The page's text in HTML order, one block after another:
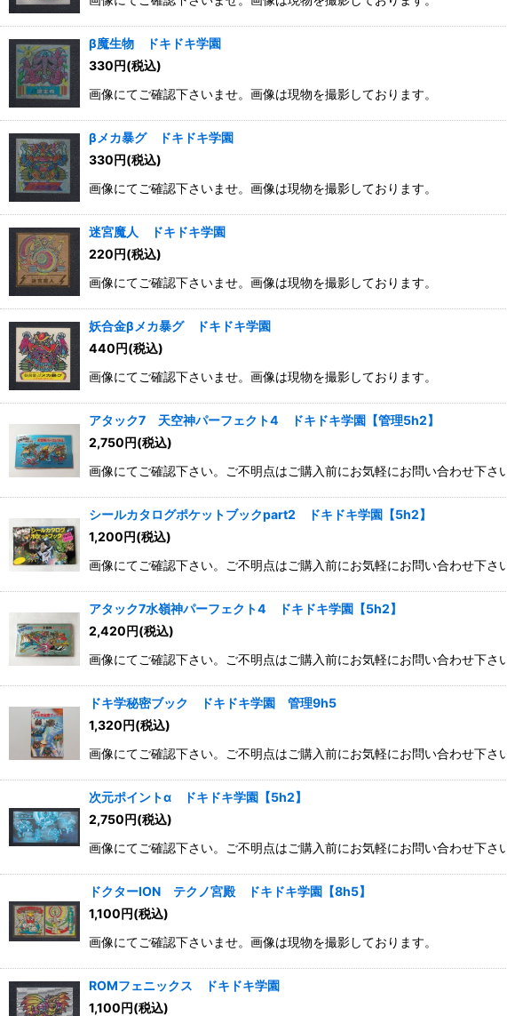
β魔生物 ドキドキ学園
330円(税込)
画像にてご確認下さいませ。画像は現物を撮影しております。
βメカ暴グ ドキドキ学園
330円(税込)
画像にてご確認下さいませ。画像は現物を撮影しております。
迷宮魔人 ドキドキ学園
220円(税込)
画像にてご確認下さいませ。画像は現物を撮影しております。
妖合金βメカ暴グ ドキドキ学園
440円(税込)
画像にてご確認下さいませ。画像は現物を撮影しております。
アタック7 天空神パーフェクト4 ドキドキ学園【管理5h2】
2,750円(税込)
画像にてご確認下さい。ご不明点はご購入前にお気軽にお問い合わせ下さい
シールカタログポケットブックpart2 ドキドキ学園【5h2】
1,200円(税込)
画像にてご確認下さい。ご不明点はご購入前にお気軽にお問い合わせ下さい
アタック7水嶺神パーフェクト4 ドキドキ学園【5h2】
2,420円(税込)
画像にてご確認下さい。ご不明点はご購入前にお気軽にお問い合わせ下さい
ドキ学秘密ブック ドキドキ学園 管理9h5
1,320円(税込)
画像にてご確認下さい。ご不明点はご購入前にお気軽にお問い合わせ下さい
次元ポイントα ドキドキ学園【5h2】
2,750円(税込)
画像にてご確認下さい。ご不明点はご購入前にお気軽にお問い合わせ下さい
ドクターION テクノ宮殿 ドキドキ学園【8h5】
1,100円(税込)
画像にてご確認下さいませ。画像は現物を撮影しております。
ROMフェニックス ドキドキ学園
1,100円(税込)